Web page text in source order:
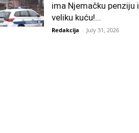
ima Njemačku penziju i
veliku kuću!...
Redakcija - July 31, 2026